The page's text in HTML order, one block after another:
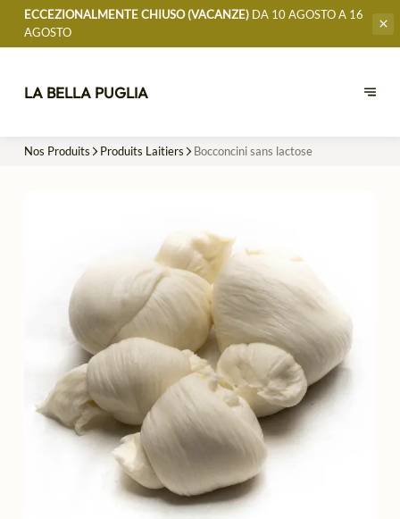
ECCEZIONALMENTE CHIUSO (VACANZE)DA 10 AGOSTO A 16
AGOSTO
LA BELLA PUGLIA
Nos Produits Produits Laitiers Bocconcini sans lactose